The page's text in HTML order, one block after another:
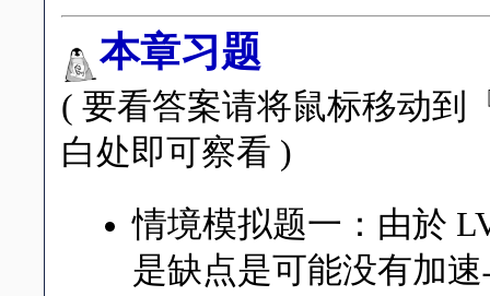
本章习题
( 要看答案请将鼠标移动到
白处即可察看 )
情境模拟题一：由於
是缺点是可能没有加